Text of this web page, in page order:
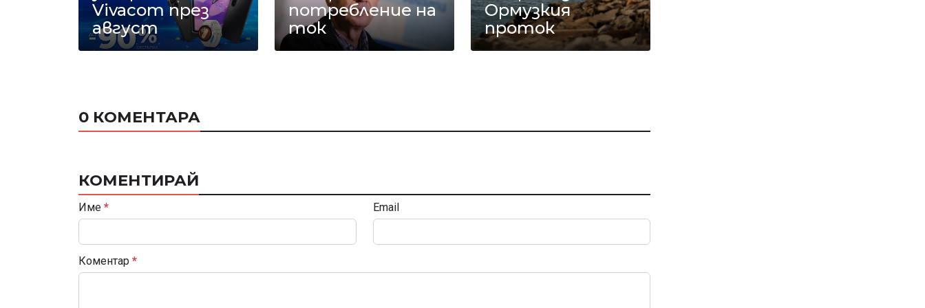
Vivacom през
август
потребление на
ток
Ормузкия
проток
0 КОМЕНТАРА
КОМЕНТИРАЙ
Име * Email
Коментар *